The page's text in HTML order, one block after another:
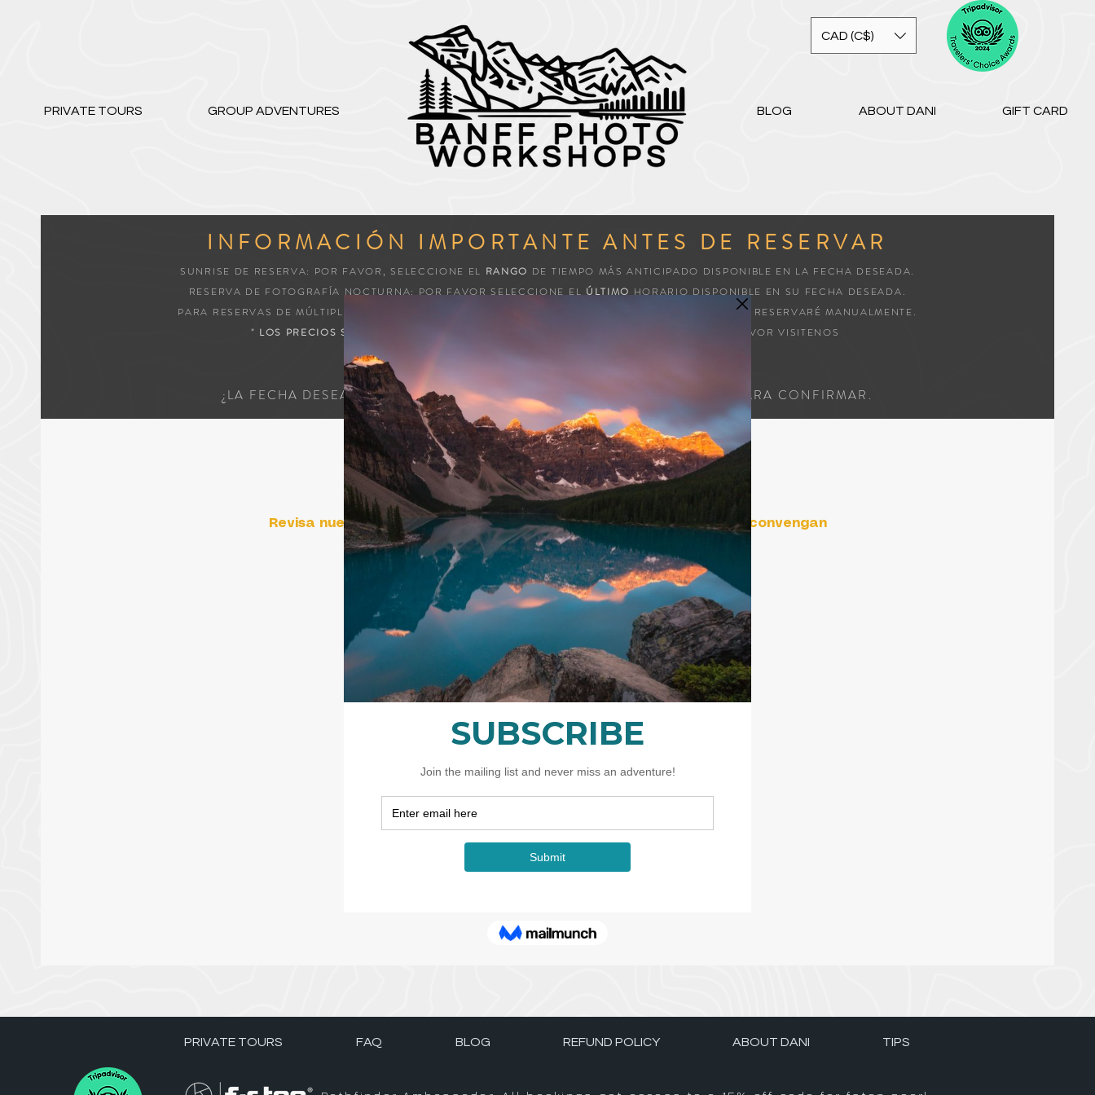
PRIVATE TOURS GROUP ADVENTURES
CAD (C$)
BLOG ABOUT DANI GIFT CARD
INFORMACIÓN IMPORTANTE ANTES DE RESERVAR
SUNRISE DE RESERVA: POR FAVOR, SELECCIONE EL RANGO DE TIEMPO MÁS ANTICIPADO DISPONIBLE EN LA FECHA DESEADA.
RESERVA DE FOTOGRAFÍA NOCTURNA: POR FAVOR SELECCIONE ELÚLTIMOHORARIO DISPONIBLE EN SU FECHA DESEADA.
PARA RESERVAS DE MÚLTIPLES DÍAS, AGREGUE FECHAS ADICIONALES A LOS COMENTARIOS Y LAS RESERVARÉ MANUALMENTE.
* LOS PRECIOS SE BASAN EN 1 FOTÓGRAFO
. SI TIENE MAS DE 1 FOTOGRAFOS POR FAVOR VISITENOS
AÑADIR PARA AÑADIR OTROS FOTÓGRAFOS.*
¿LA FECHA DESEADA NO ESTÁ DISPONIBLE? POR FAVOR CONTACTAME PARA CONFIRMAR.
Programa tu servicio
Revisa nuestra disponibilidad y reserva la fecha y hora que más te convengan
PRIVATE TOURS FAQ BLOG REFUND POLICY ABOUT DANI TIPS